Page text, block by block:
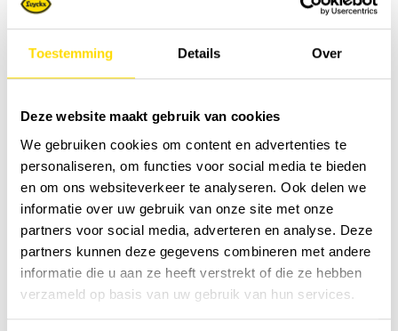
Toestemming Details Over
Deze website maakt gebruik van cookies
We gebruiken cookies om content en advertenties te
personaliseren, om functies voor social media te bieden
en om ons websiteverkeer te analyseren. Ook delen we
informatie over uw gebruik van onze site met onze
partners voor social media, adverteren en analyse. Deze
partners kunnen deze gegevens combineren met andere
informatie die u aan ze heeft verstrekt of die ze hebben
verzameld op basis van uw gebruik van hun services.
Na al deze jaren blijft Luyckx sterk verbonden met de
sector waar het allemaal begon: de landbouw.
Sorteer op: